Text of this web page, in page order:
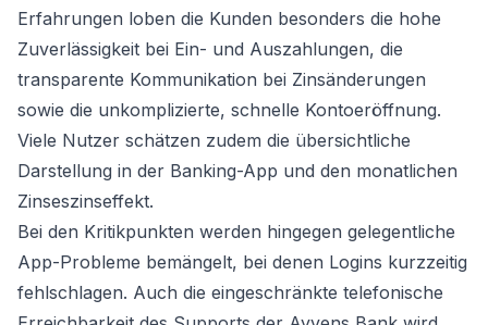
Erfahrungen loben die Kunden besonders die hohe
Zuverlässigkeit bei Ein- und Auszahlungen, die
transparente Kommunikation bei Zinsänderungen
sowie die unkomplizierte, schnelle Kontoeröffnung.
Viele Nutzer schätzen zudem die übersichtliche
Darstellung in der Banking-App und den monatlichen
Zinseszinseffekt.
Bei den Kritikpunkten werden hingegen gelegentliche
App-Probleme bemängelt, bei denen Logins kurzzeitig
fehlschlagen. Auch die eingeschränkte telefonische